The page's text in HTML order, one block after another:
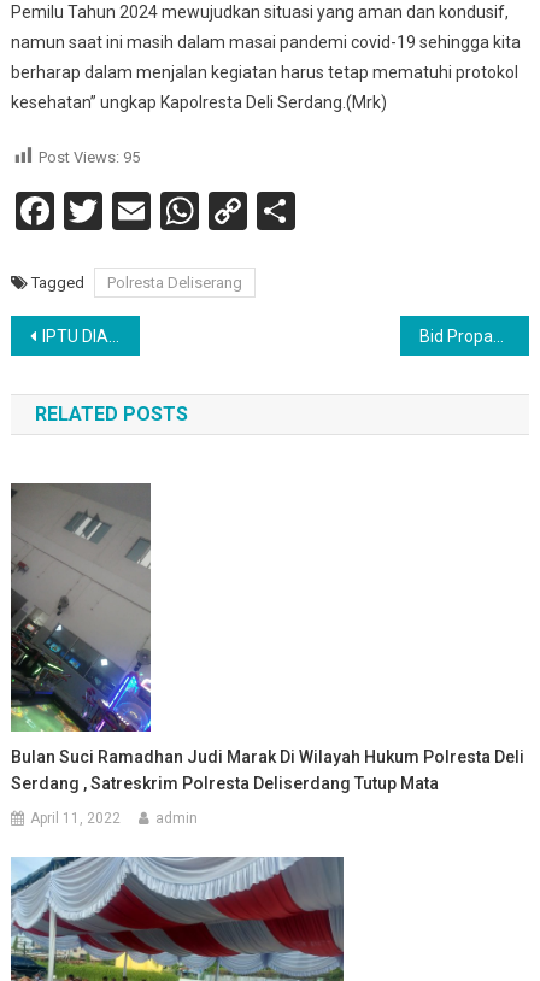
Pemilu Tahun 2024 mewujudkan situasi yang aman dan kondusif,
namun saat ini masih dalam masai pandemi covid-19 sehingga kita
berharap dalam menjalan kegiatan harus tetap mematuhi protokol
kesehatan” ungkap Kapolresta Deli Serdang.(Mrk)
Post Views: 95
Facebook
Twitter
EmailWhatsApp
CopyShare
Tagged Polresta Deliserang
Navigasi
pos
IPTU DIAN PUTRA S.Sos, Pimpin Penangkapan Bandar Narkoba Di Simalungun
RELATED POSTS
Bulan Suci Ramadhan Judi Marak Di Wilayah Hukum Polresta Deli
Serdang , Satreskrim Polresta Deliserdang Tutup Mata
April 11, 2022 admin